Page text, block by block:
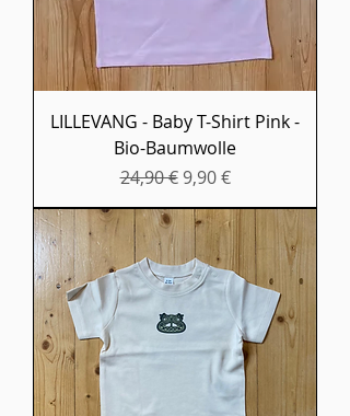
LILLEVANG - Baby T-Shirt Pink -
Bio-Baumwolle
Standardpreis
24,90 € Sale-Preis
9,90 €